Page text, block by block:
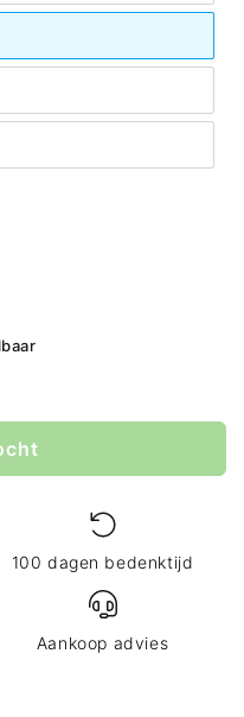
100 dagen bedenktijd
Aankoop advies